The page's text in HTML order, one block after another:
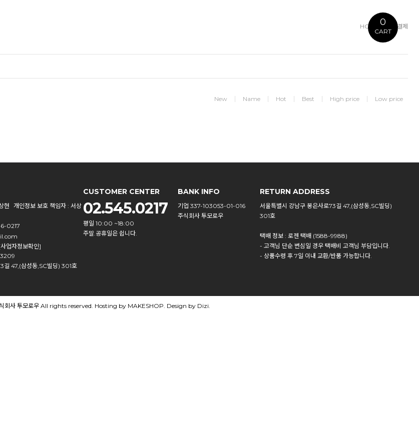
0
CART
HOME > 개인결제
New Name Hot Best High price Low price
현 개인정보 보호 책임자 : 서상
0217
업자정보확인]
길 47,(삼성동,SC빌딩) 301호
CUSTOMER CENTER
02.545.0217
평일 10:00 ~18:00
주말.공휴일은 쉽니다.
BANK INFO
기업 337-103053-01-016
주식회사 투모로우
RETURN ADDRESS
서울특별시 강남구 봉은사로73길 47,(삼성동,SC빌딩)
301호
택배 정보 : 로젠 택배 (1588-9988)
- 고객님 단순 변심일 경우 택배비 고객님 부담입니다.
- 상품수령 후 7일 이내 교환/반품 가능합니다.
사 투모로우 All rights reserved. Hosting by MAKESHOP. Design by Dizi.